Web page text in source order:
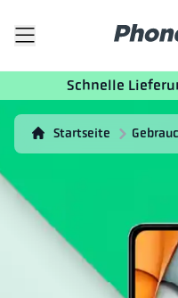
Schnelle
Startseite